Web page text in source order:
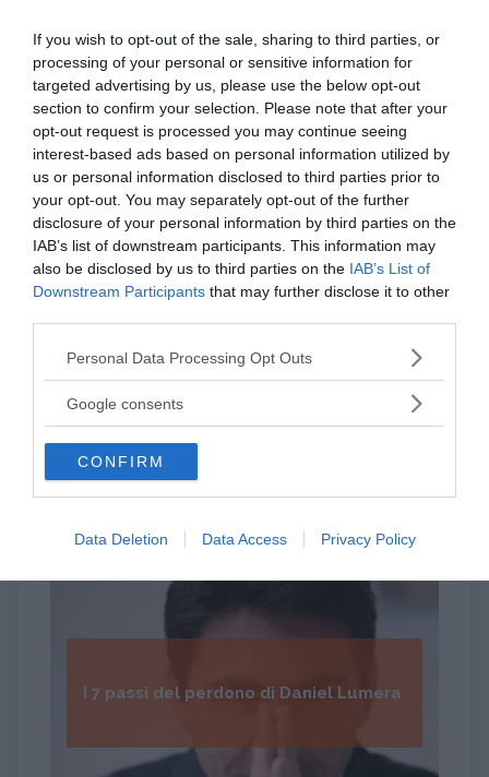
If you wish to opt-out of the sale, sharing to third parties, or
processing of your personal or sensitive information for
targeted advertising by us, please use the below opt-out
section to confirm your selection. Please note that after your
opt-out request is processed you may continue seeing
interest-based ads based on personal information utilized by
us or personal information disclosed to third parties prior to
your opt-out. You may separately opt-out of the further
disclosure of your personal information by third parties on the
IAB’s list of downstream participants. This information may
also be disclosed by us to third parties on the IAB’s List of
Downstream Participants that may further disclose it to other
Please note that this website/app uses one or more Google
not limited to your visit or usage behaviour. You may click to
use your data for below specified purposes in below Google
consent section.
Personal Data Processing Opt Outs
Google consents
CONFIRM
Data Deletion Data Access Privacy Policy
Liberarsi dall'ossessione per una
persona
I nostri speciali
Psicologia della Divina Commedia
I 7 passi del perdono di Daniel Lumera